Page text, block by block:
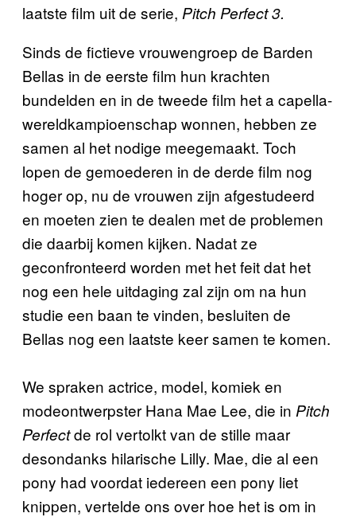
laatste film uit de serie, Pitch Perfect 3.
Sinds de fictieve vrouwengroep de Barden
Bellas in de eerste film hun krachten
bundelden en in de tweede film het a capella-
wereldkampioenschap wonnen, hebben ze
samen al het nodige meegemaakt. Toch
lopen de gemoederen in de derde film nog
hoger op, nu de vrouwen zijn afgestudeerd
en moeten zien te dealen met de problemen
die daarbij komen kijken. Nadat ze
geconfronteerd worden met het feit dat het
nog een hele uitdaging zal zijn om na hun
studie een baan te vinden, besluiten de
Bellas nog een laatste keer samen te komen.
We spraken actrice, model, komiek en
modeontwerpster Hana Mae Lee, die in Pitch
Perfectde rol vertolkt van de stille maar
desondanks hilarische Lilly. Mae, die al een
pony had voordat iedereen een pony liet
knippen, vertelde ons over hoe het is om in